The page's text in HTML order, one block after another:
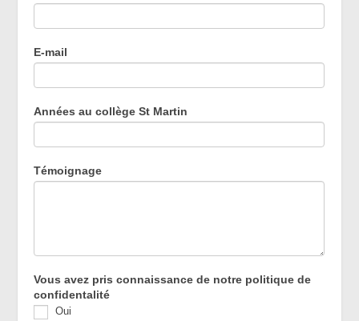
E-mail
Années au collège St Martin
Témoignage
Vous avez pris connaissance de notre politique de
confidentalité
Oui